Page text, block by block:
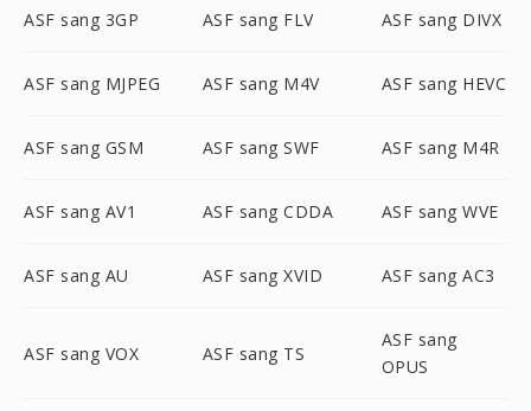
ASF sang 3GP ASF sang FLV ASF sang DIVX
ASF sang MJPEG ASF sang M4V ASF sang HEVC
ASF sang GSM ASF sang SWF ASF sang M4R
ASF sang AV1 ASF sang CDDA ASF sang WVE
ASF sang AU ASF sang XVID ASF sang AC3
ASF sang VOX ASF sang TS
ASF sang
OPUS